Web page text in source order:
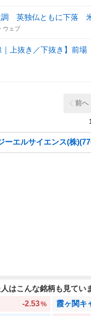
調 英独仏ともに下落
ウェブ
｜上抜き／下抜き】
前へ
ーエルサイエンス(株)(
はこんな銘柄も見てい
-2.53% 霞ヶ関キ